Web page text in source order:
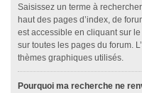
Saisissez un terme à
haut des pages d’index, de
est accessible en cliquant sur
sur toutes les pages du forum.
thèmes graphiques utilisés.
Pourquoi ma recherche ne